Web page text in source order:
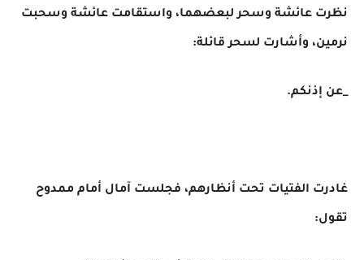
نظرت عائشة وسحر لبعضهما، واستقامت عائشة وسحبت
نرمين، وأشارت لسحر قائلة:
_عن إذنكم.
غادرت الفتيات تحت أنظارهم، فجلست آمال أمام ممدوح
تقول: